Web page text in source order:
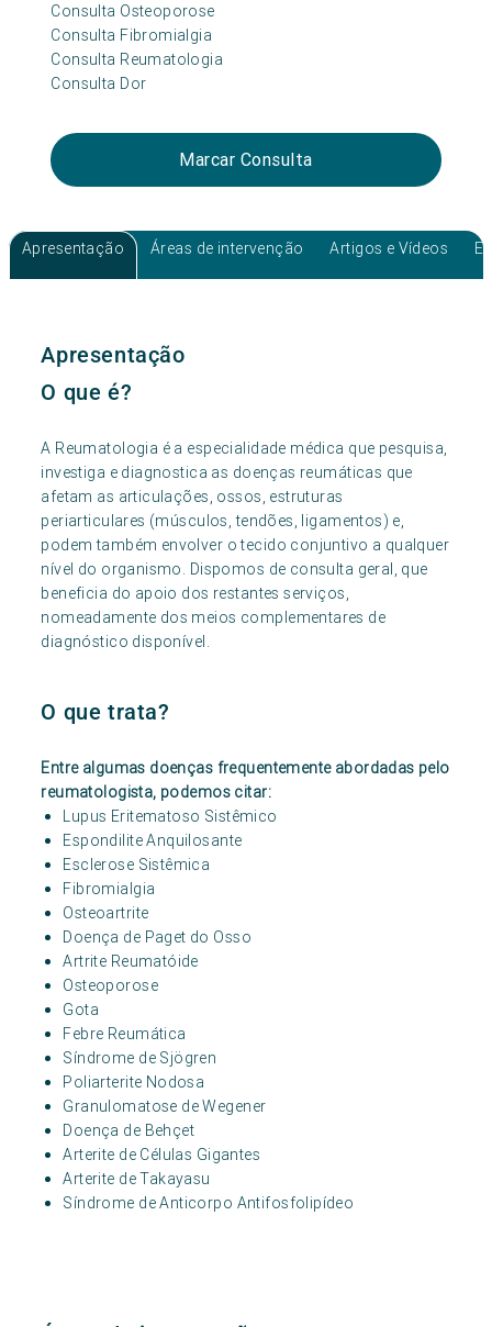
Consulta Osteoporose
Consulta Fibromialgia
Consulta Reumatologia
Consulta Dor
Marcar Consulta
Apresentação Áreas de intervenção Artigos e Vídeos
Apresentação
O que é?
A Reumatologia é a especialidade médica que pesquisa,
investiga e diagnostica as doenças reumáticas que
afetam as articulações, ossos, estruturas
periarticulares (músculos, tendões, ligamentos) e,
podem também envolver o tecido conjuntivo a qualquer
nível do organismo. Dispomos de consulta geral, que
beneficia do apoio dos restantes serviços,
nomeadamente dos meios complementares de
diagnóstico disponível.
O que trata?
Entre algumas doenças frequentemente abordadas pelo
reumatologista, podemos citar:
Lupus Eritematoso Sistêmico
Espondilite Anquilosante
Esclerose Sistêmica
Fibromialgia
Osteoartrite
Doença de Paget do Osso
Artrite Reumatóide
Osteoporose
Gota
Febre Reumática
Síndrome de Sjögren
Poliarterite Nodosa
Granulomatose de Wegener
Doença de Behçet
Arterite de Células Gigantes
Arterite de Takayasu
Síndrome de Anticorpo Antifosfolipídeo